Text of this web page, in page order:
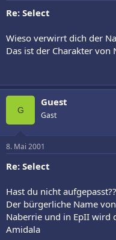
Re: Select
Wieso verwirrt dich der
Das ist der Charakter von
G
Guest
Gast
8. Mai 2001
Re: Select
Hast du nicht
Der bürgerliche Name
Naberrie und in EpII wird
Amidala